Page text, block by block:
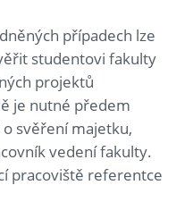
případech lze
studentovi fakulty
projektů
je nutné předem
svěření majetku,
vedení fakulty.
pracoviště referentce